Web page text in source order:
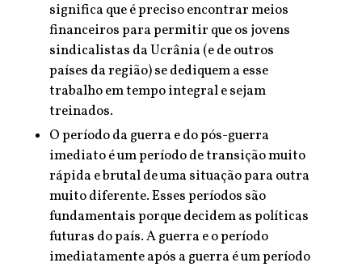
significa que é preciso encontrar meios
financeiros para permitir que os jovens
sindicalistas da Ucrânia (e de outros
países da região) se dediquem a esse
trabalho em tempo integral e sejam
treinados.
O período da guerra e do pós-guerra
imediato é um período de transição muito
rápida e brutal de uma situação para outra
muito diferente. Esses períodos são
fundamentais porque decidem as políticas
futuras do país. A guerra e o período
imediatamente após a guerra é um período